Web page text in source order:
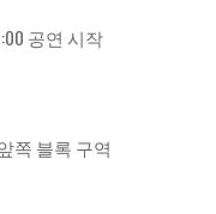
공연 시작
쪽 블록 구역